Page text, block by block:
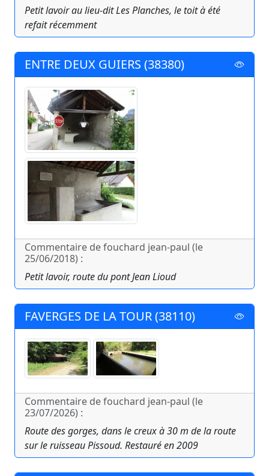
Petit lavoir au lieu-dit Les Planches, le toit à été
refait récemment
ENTRE DEUX GUIERS (38380)
Commentaire de fouchard jean-paul (le
25/06/2018) :
Petit lavoir, route du pont Jean Lioud
FAVERGES DE LA TOUR (38110)
Commentaire de fouchard jean-paul (le
23/07/2026) :
Route des gorges, dans le creux à 30 m de la route
sur le ruisseau Pissoud. Restauré en 2009